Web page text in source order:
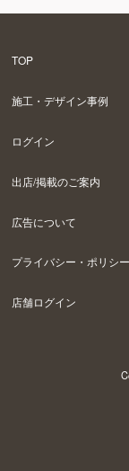
TOP
施工・デザイン事例
ログイン
出店/掲載のご案内
広告について
プライバシー・ポリシー
店舗ログイン